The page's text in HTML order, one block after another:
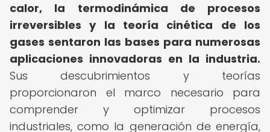
calor, la termodinámica de procesos
irreversibles y la teoría cinética de los
gases sentaron las bases para numerosas
aplicaciones innovadoras en la industria.
Sus descubrimientos y teorías
proporcionaron el marco necesario para
comprender y optimizar procesos
industriales, como la generación de energía,